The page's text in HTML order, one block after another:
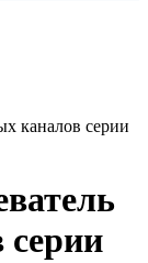
каналов серии
серии